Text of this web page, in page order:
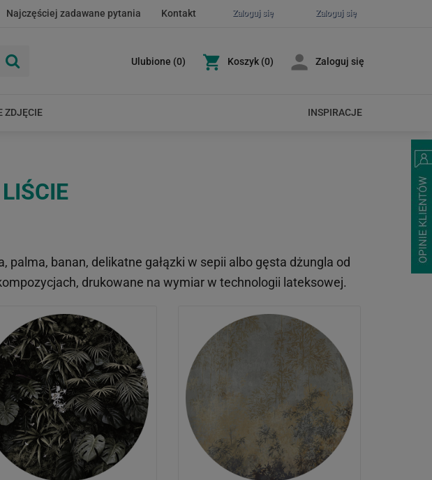
Zaloguj się
Zaloguj się
Najczęściej zadawane pytania Kontakt
Ulubione (0) Koszyk (0) Zaloguj się
ZDJĘCIE INSPIRACJE
banan, delikatne gałązki w sepii albo gęsta dżungla od
drukowane na wymiar w technologii lateksowej.